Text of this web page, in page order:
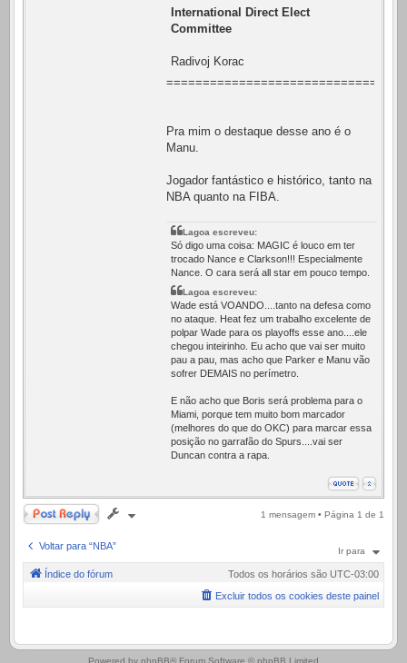
International Direct Elect
Committee
Radivoj Korac
Pra mim o destaque desse ano é o
Manu.
Jogador fantástico e histórico, tanto na
NBA quanto na FIBA.
Lagoa escreveu:
Só digo uma coisa: MAGIC é louco em ter
trocado Nance e Clarkson!!! Especialmente
Nance. O cara será all star em pouco tempo.
Lagoa escreveu:
Wade está VOANDO....tanto na defesa como
no ataque. Heat fez um trabalho excelente de
polpar Wade para os playoffs esse ano....ele
chegou inteirinho. Eu acho que vai ser muito
pau a pau, mas acho que Parker e Manu vão
sofrer DEMAIS no perímetro.
E não acho que Boris será problema para o
Miami, porque tem muito bom marcador
(melhores do que do OKC) para marcar essa
posição no garrafão do Spurs....vai ser
Duncan contra a rapa.
Responder 1 mensagem • Página 1 de 1
Voltar para “NBA” Ir para
Índice do fórum Todos os horários são UTC-03:00
Excluir todos os cookies deste painel
.